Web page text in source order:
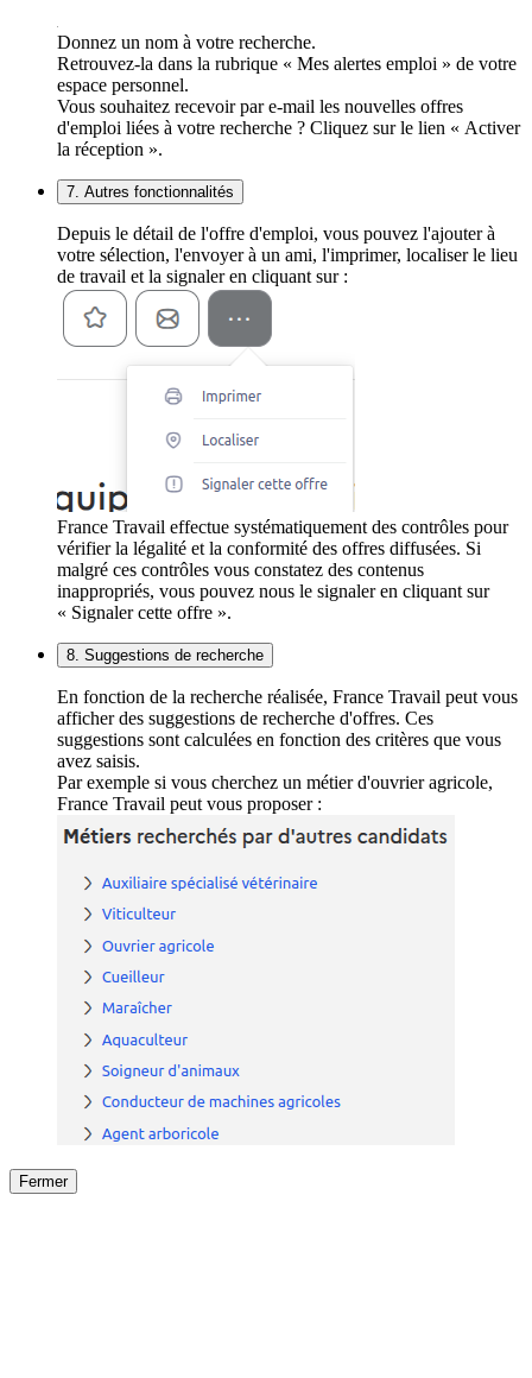
Donnez un nom à votre recherche.
Retrouvez-la dans la rubrique « Mes alertes emploi » de votre
espace personnel.
Vous souhaitez recevoir par e-mail les nouvelles offres
d'emploi liées à votre recherche ? Cliquez sur le lien « Activer
la réception ».
7. Autres fonctionnalités
Depuis le détail de l'offre d'emploi, vous pouvez l'ajouter à
votre sélection, l'envoyer à un ami, l'imprimer, localiser le lieu
de travail et la signaler en cliquant sur :
France Travail effectue systématiquement des contrôles pour
vérifier la légalité et la conformité des offres diffusées. Si
malgré ces contrôles vous constatez des contenus
inappropriés, vous pouvez nous le signaler en cliquant sur
« Signaler cette offre ».
8. Suggestions de recherche
En fonction de la recherche réalisée, France Travail peut vous
afficher des suggestions de recherche d'offres. Ces
suggestions sont calculées en fonction des critères que vous
avez saisis.
Par exemple si vous cherchez un métier d'ouvrier agricole,
France Travail peut vous proposer :
Fermer